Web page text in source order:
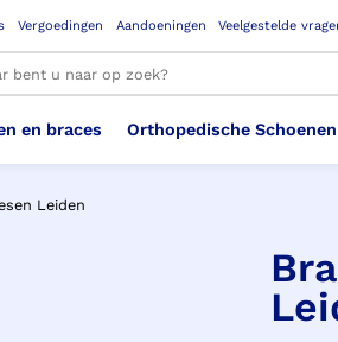
Vergoedingen Aandoeningen Veelgestelde
Therapeutisch Elastische
3D geprinte steunzolen
en braces Orthopedische Schoenen
Orthopedische Schoenen
Bovenbeenprothese
Veiligheidsschoenen –
Leiden